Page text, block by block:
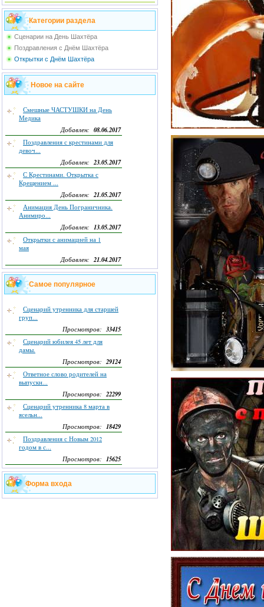
Категории раздела
Сценарии на День Шахтёра
Поздравления с Днём Шахтёра
Открытки с Днём Шахтёра
Новое на сайте
Смешные ЧАСТУШКИ на День
Медика
Добавлен: 08.06.2017
Поздравления с крестинами для
девоч...
Добавлен:23.05.2017
С Крестинами. Открытка с
Крещением ...
Добавлен:21.05.2017
Анимация День Пограничника.
Анимиро...
Добавлен: 13.05.2017
Открытки с анимацией на 1
мая
Добавлен:21.04.2017
Самое популярное
Сценарий утренника для старшей
груп...
Просмотров: 33415
Сценарий юбилея 45 лет для
дамы.
Просмотров:29124
Ответное слово родителей на
выпускн...
Просмотров:22299
Сценарий утренника 8 марта в
ясельн...
Просмотров: 18429
Поздравления с Новым 2012
годом в с...
Просмотров: 15625
Форма входа